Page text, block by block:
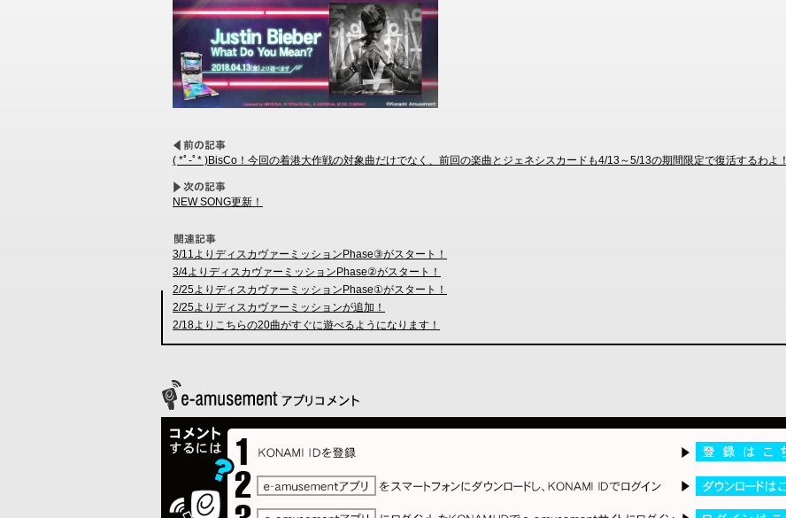
( *ﾟ-ﾟ* )BisCo！今回の着港大作戦の対象曲だけでなく、前回の楽曲とジェネシスカードも4/13～5/13の期間限定で復活するわよ！
NEW SONG更新！
3/11よりディスカヴァーミッションPhase③がスタート！
3/4よりディスカヴァーミッションPhase②がスタート！
2/25よりディスカヴァーミッションPhase①がスタート！
2/25よりディスカヴァーミッションが追加！
2/18よりこちらの20曲がすぐに遊べるようになります！